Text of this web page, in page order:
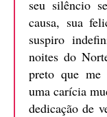
seu silêncio
causa, sua
suspiro
noites do
preto que me
uma carícia
dedicação de